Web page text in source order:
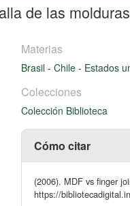
de las molduras
Materias
Brasil - Chile - Estados
Colecciones
Colección Biblioteca
Cómo citar
(2006). MDF vs finger
https://